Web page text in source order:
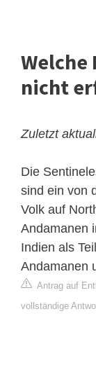
Welche
nicht
Zuletzt
Die
sind ein von
Volk auf
Andamanen
Indien als
Andamanen
Antrag auf
vollständige